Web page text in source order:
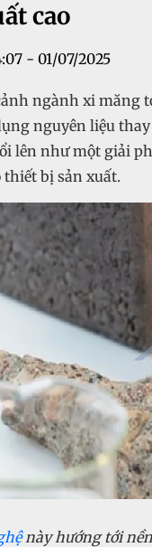
cao
- 01/07/2025
ngành xi măng
nguyên liệu
lên như một giải
bị sản xuất.
này hướng tới